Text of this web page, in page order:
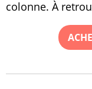
colonne. À